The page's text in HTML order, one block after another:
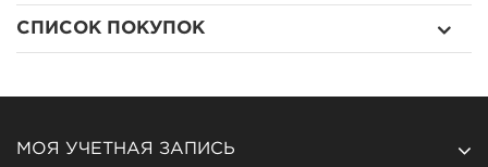
СПИСОК ПОКУПОК
МОЯ УЧЕТНАЯ ЗАПИСЬ